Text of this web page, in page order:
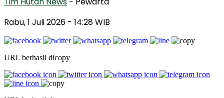
Rabu, 1 Juli 2026 - 14:28 WIB
URL berhasil dicopy